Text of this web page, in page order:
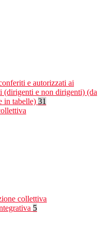
e autorizzati ai
(dirigenti e non dirigenti) (da
in tabelle) 31
collettiva
5